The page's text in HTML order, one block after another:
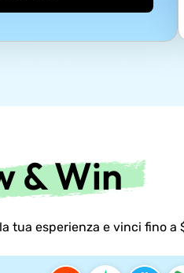
& Win
tua esperienza e vinci fino a